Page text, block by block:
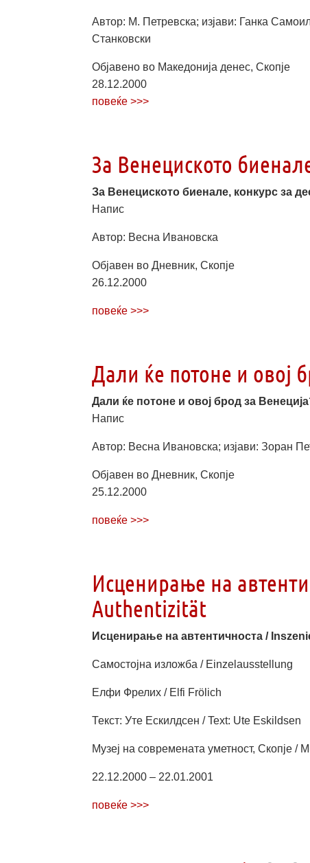
Автор: М. Петревска; изјави: Ганка
Станковски
Објавено во Македонија денес, Скопје
28.12.2000
повеќе >>>
За Венециското
За Венециското биенале, конкурс за
Напис
Автор: Весна Ивановска
Објавен во Дневник, Скопје
26.12.2000
повеќе >>>
Дали ќе потоне и овој
Дали ќе потоне и овој брод за
Напис
Автор: Весна Ивановска; изјави: Зоран
Објавен во Дневник, Скопје
25.12.2000
повеќе >>>
Исценирање на
Authentizität
Исценирање на автентичноста /
Самостојна изложба / Einzelausstellung
Елфи Фрелих / Elfi Frölich
Текст: Уте Ескилдсен / Text: Ute Eskildsen
Музеј на современата уметност, Скопје /
22.12.2000 – 22.01.2001
повеќе >>>